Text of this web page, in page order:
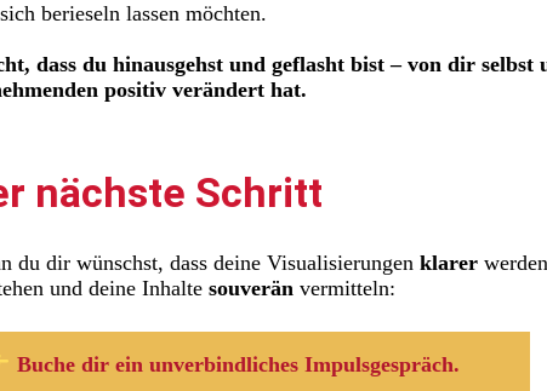
berieseln lassen möchten.
dass du hinausgehst und geflasht bist – von dir selbst
positiv verändert hat.
nächste Schritt
du dir wünschst, dass deine Visualisierungen klarer werden
und deine Inhalte souverän vermitteln:
Buche dir ein unverbindliches Impulsgespräch.